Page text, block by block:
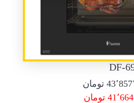
تومان